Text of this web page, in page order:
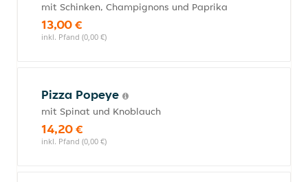
mit Schinken, Champignons und Paprika
13,00 €
inkl. Pfand (0,00 €)
Pizza Popeye
mit Spinat und Knoblauch
14,20 €
inkl. Pfand (0,00 €)